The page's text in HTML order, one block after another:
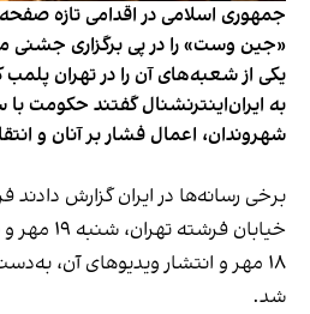
جمهوری اسلامی در اقدامی تازه
«جین وست» را در پی برگزاری جشنی
یکی از شعبه‌های آن را در تهران
به ایران‌اینترنشنال گفتند حکومت
شهروندان، اعمال فشار بر آنان و
برخی رسانه‌ها در ایران گزارش
خیابان
۱۸ مهر و انتشار ویدیوهای آن،
شد.